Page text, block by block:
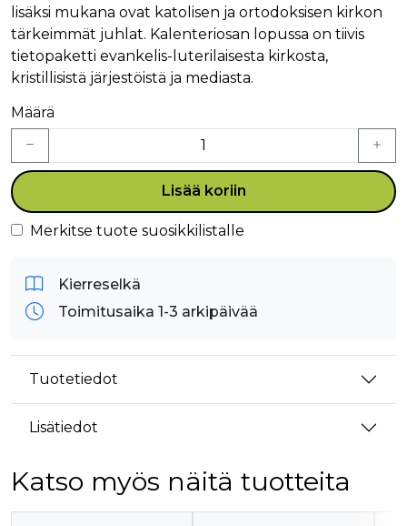
lisäksi mukana ovat katolisen ja ortodoksisen kirkon
tärkeimmät juhlat. Kalenteriosan lopussa on tiivis
tietopaketti evankelis-luterilaisesta kirkosta,
kristillisistä järjestöistä ja mediasta.
Määrä
Lisää koriin
Merkitse tuote suosikkilistalle
Kierreselkä
Toimitusaika 1-3 arkipäivää
Tuotetiedot
Lisätiedot
Katso myös näitä tuotteita
Tuoteluettelon alku